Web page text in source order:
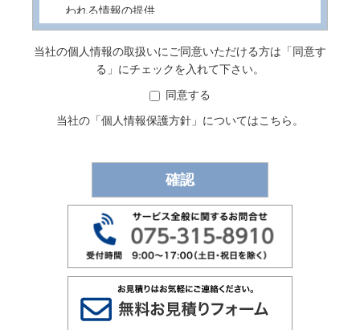
われる情報の提供
せ、確認、およびサービス向上のための意見収
利用目的の通知・ご登録内容の開示・訂正・追
加・削除・利用停止・消去及び第三者への提供
個人情報の第三者提供
当社は、法令に基づく場合等正当な理由によら
ない限り、事前に本人の同意を得ることなく、
個人情報を第三者に開示・提供することはあり
ません。
なお、当社のWebサイトには、クッキーを使用
して匿名のトラッフィックデータを収集し、外
部のサービスを利用してお客様全体のアクセス
動向を把握しているページがあります。
当社の個人情報の取扱いにご同意いただける方は「同意す
る」にチェックを入れて下さい。
同意する
当社の「個人情報保護方針 」についてはこちら。